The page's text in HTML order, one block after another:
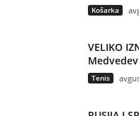
Košarka
VELIKO
Tenis